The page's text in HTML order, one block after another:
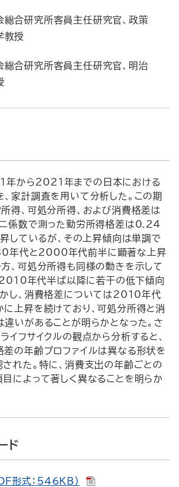
総合研究所客員主任研究官、政策
教授
総合研究所客員主任研究官、明治
年から2021年までの日本における
家計調査を用いて分析した。この期
得、可処分所得、および消費格差は
ニ係数で測った勤労所得格差は0.24
しているが、その上昇傾向は単調で
年代と2000年代前半に顕著な上昇
、可処分所得も同様の動きを示して
2010年代半ば以降に若干の低下傾向
かし、消費格差については2010年代
上昇を続けており、可処分所得と消
いがあることが明らかとなった。さ
イフサイクルの観点から分析すると、
の年齢プロファイルは異なる形状を
れた。特に、消費支出の年齢ごとの
によって著しく異なることを明らか
ド
形式：546KB）